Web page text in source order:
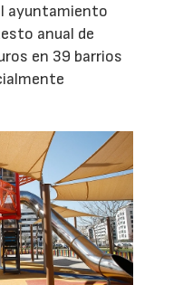
ayuntamiento
anual de
en 39 barrios